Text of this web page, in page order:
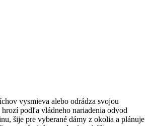
vysmieva alebo odrádza svojou
podľa vládneho nariadenia odvod
šije pre vyberané dámy z okolia a plánuje